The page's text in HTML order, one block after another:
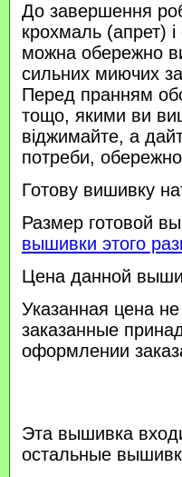
До завершення
крохмаль (апрет)
можна обережно
сильних миючих
Перед пранням
тощо, якими ви
віджимайте, а
потреби, обережно
Готову вишивку
Размер готовой
вышивки этого
Цена данной
Указанная цена
заказанные
оформлении
Эта вышивка
остальные